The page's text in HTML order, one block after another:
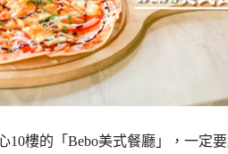
10樓的「Bebo美式餐廳」，一定